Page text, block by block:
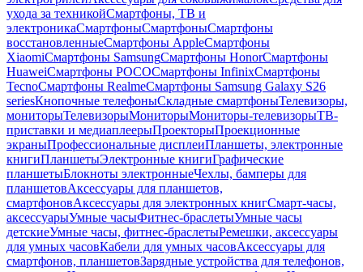
ухода за техникойСмартфоны, ТВ и
электроникаСмартфоныСмартфоныСмартфоны
восстановленныеСмартфоны AppleСмартфоны
XiaomiСмартфоны SamsungСмартфоны HonorСмартфоны
HuaweiСмартфоны POCOСмартфоны InfinixСмартфоны
TecnoСмартфоны RealmeСмартфоны Samsung Galaxy S26
seriesКнопочные телефоныСкладные смартфоныТелевизоры,
мониторыТелевизорыМониторыМониторы-телевизорыТВ-
приставки и медиаплеерыПроекторыПроекционные
экраныПрофессиональные дисплеиПланшеты, электронные
книгиПланшетыЭлектронные книгиГрафические
планшетыБлокноты электронныеЧехлы, бамперы для
планшетовАксессуары для планшетов,
смартфоновАксессуары для электронных книгСмарт-часы,
аксессуарыУмные часыФитнес-браслетыУмные часы
детскиеУмные часы, фитнес-браслетыРемешки, аксессуары
для умных часовКабели для умных часовАксессуары для
смартфонов, планшетовЗарядные устройства для телефонов,